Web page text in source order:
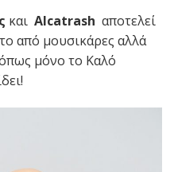
και Alcatrash αποτελεί
από μουσικάρες αλλά
όπως μόνο το Καλό